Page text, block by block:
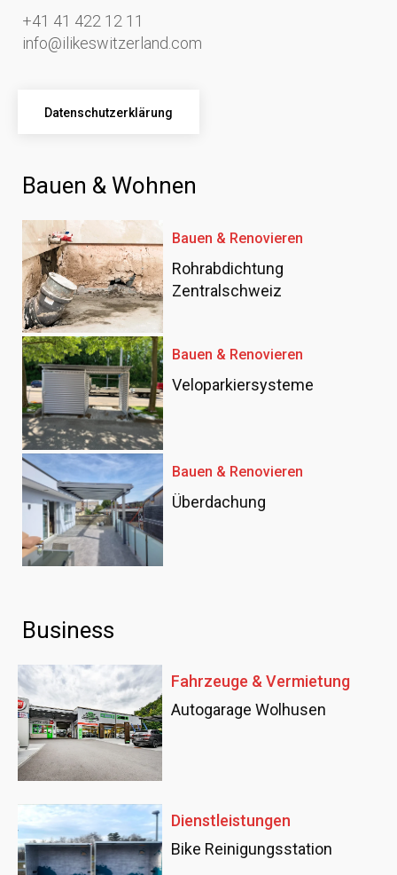
+41 41 422 12 11
info@ilikeswitzerland.com
Datenschutzerklärung
Bauen & Wohnen
Bauen & Renovieren
Rohrabdichtung
Zentralschweiz
Bauen & Renovieren
Veloparkiersysteme
Bauen & Renovieren
Überdachung
Business
Fahrzeuge & Vermietung
Autogarage Wolhusen
Dienstleistungen
Bike Reinigungsstation